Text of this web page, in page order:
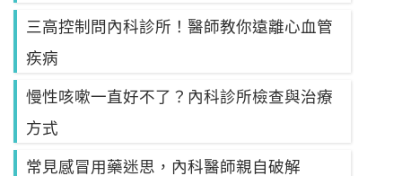
三高控制問內科診所！醫師教你遠離心血管
疾病
慢性咳嗽一直好不了？內科診所檢查與治療
方式
常見感冒用藥迷思，內科醫師親自破解